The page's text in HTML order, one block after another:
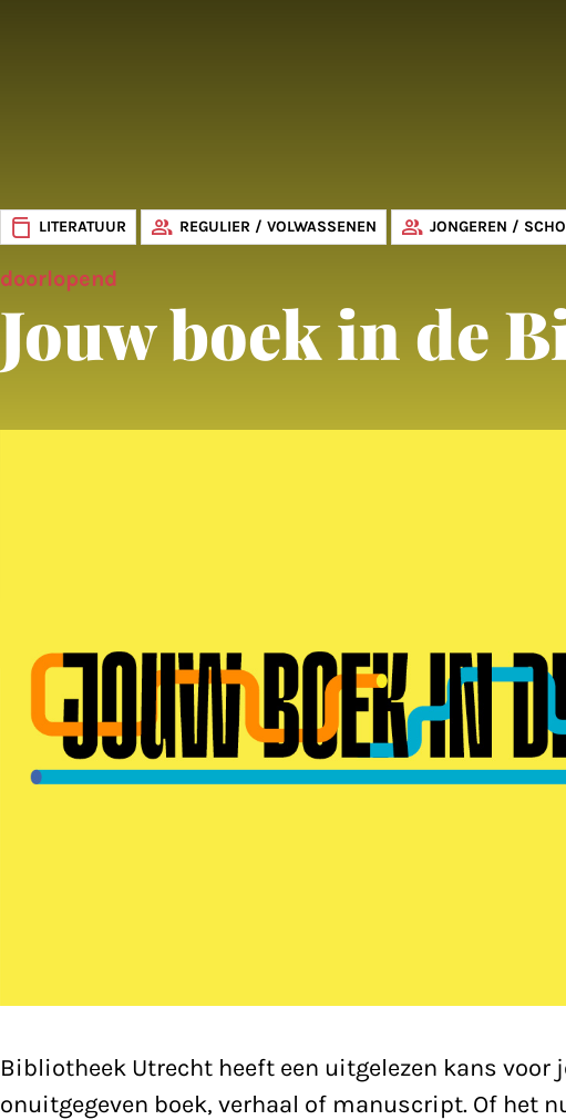
LITERATUUR REGULIER / VOLWASSENEN JONGEREN /
doorlopend
Jouw boek in de
Bibliotheek Utrecht heeft een uitgelezen kans voor
onuitgegeven boek, verhaal of manuscript. Of het